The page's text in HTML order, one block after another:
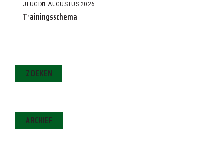
JEUGD1 AUGUSTUS 2026
Trainingsschema
ZOEKEN
ARCHIEF